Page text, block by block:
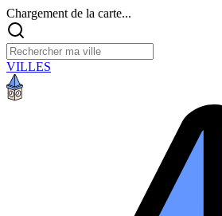
Chargement de la carte...
VILLES